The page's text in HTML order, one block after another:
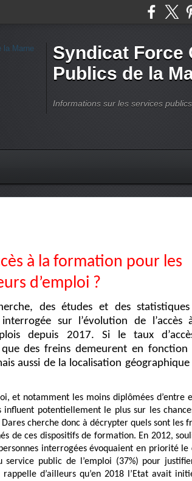
Syndicat Force
Publics de la
Informations sur les services
à la formation pour les
d’emploi ?
des études et des
sur l’évolution de l’accès
depuis 2017. Si le taux
des freins demeurent en fonction
aussi de la localisation géographique
et notamment les moins diplômées d’entre
potentiellement le plus sur les
cherche donc à décrypter quels sont les
de ces dispositifs de formation. En 2012,
interrogées évoquaient en priorité le
public de l’emploi (37%) pour
d’ailleurs qu’en 2018 l’Etat avait